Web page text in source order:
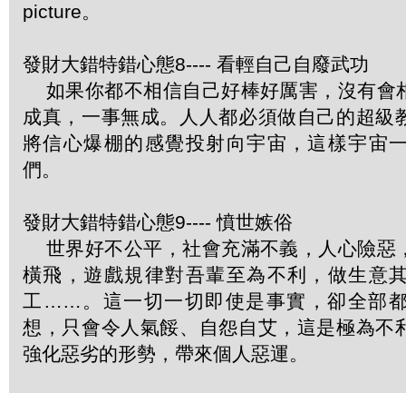
picture。
發財大錯特錯心態8---- 看輕自己自廢武功
如果你都不相信自己好棒好厲害，沒有會
成真，一事無成。人人都必須做自己的超級
將信心爆棚的感覺投射向宇宙，這樣宇宙
們。
發財大錯特錯心態9---- 憤世嫉俗
世界好不公平，社會充滿不義，人心險惡
橫飛，遊戲規律對吾輩至為不利，做生意
工……。這一切一切即使是事實，卻全部
想，只會令人氣餒、自怨自艾，這是極為不
強化惡劣的形勢，帶來個人惡運。